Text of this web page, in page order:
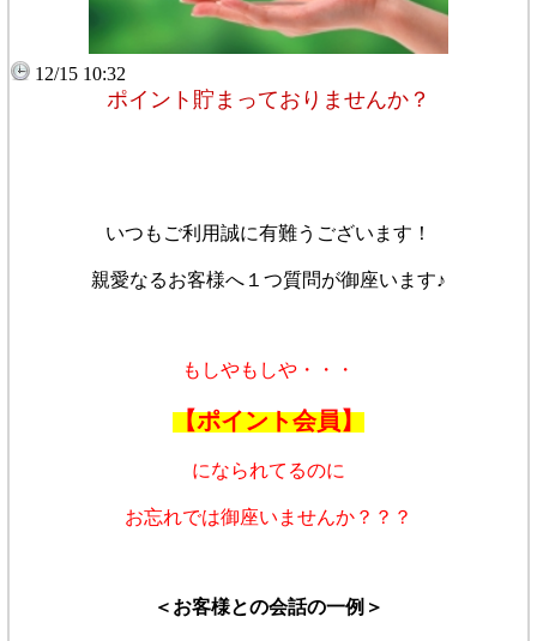
12/15 10:32
ポイント貯まっておりませんか？
いつもご利用誠に有難うございます！
親愛なるお客様へ１つ質問が御座います♪
もしやもしや・・・
【ポイント会員】
になられてるのに
お忘れでは御座いませんか？？？
＜お客様との会話の一例＞